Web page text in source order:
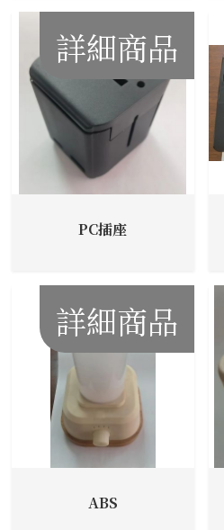
詳細商品
PC插座
詳細商品
ABS